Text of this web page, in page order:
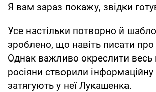
Я вам зараз покажу, звідки
Усе настільки потворно й
зроблено, що навіть писати
Однак важливо окреслити весь
росіяни створили
затягують у неї Лукашенка.